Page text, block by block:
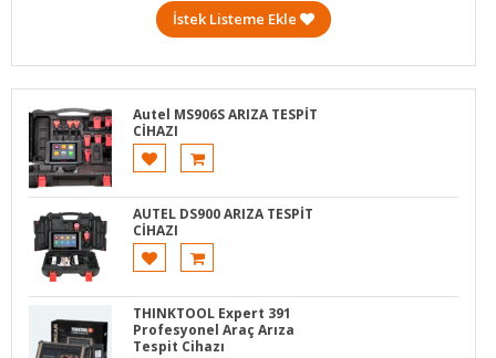
İstek Listeme Ekle
Autel MS906S ARIZA TESPİT
CİHAZI
AUTEL DS900 ARIZA TESPİT
CİHAZI
THINKTOOL Expert 391
Profesyonel Araç Arıza
Tespit Cihazı